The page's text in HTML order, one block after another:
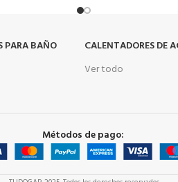
PARA BAÑO
CALENTADORES DE
Ver todo
Métodos de pago: